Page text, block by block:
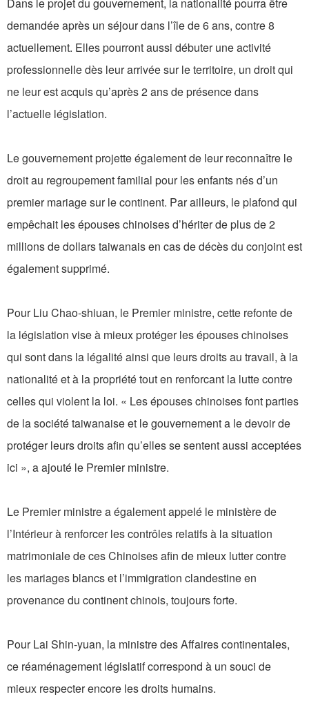
Dans le projet du gouvernement, la nationalité pourra être
demandée après un séjour dans l’île de 6 ans, contre 8
actuellement. Elles pourront aussi débuter une activité
professionnelle dès leur arrivée sur le territoire, un droit qui
ne leur est acquis qu’après 2 ans de présence dans
l’actuelle législation.
Le gouvernement projette également de leur reconnaître le
droit au regroupement familial pour les enfants nés d’un
premier mariage sur le continent. Par ailleurs, le plafond qui
empêchait les épouses chinoises d’hériter de plus de 2
millions de dollars taiwanais en cas de décès du conjoint est
également supprimé.
Pour Liu Chao-shiuan, le Premier ministre, cette refonte de
la législation vise à mieux protéger les épouses chinoises
qui sont dans la légalité ainsi que leurs droits au travail, à la
nationalité et à la propriété tout en renforcant la lutte contre
celles qui violent la loi. « Les épouses chinoises font parties
de la société taiwanaise et le gouvernement a le devoir de
protéger leurs droits afin qu’elles se sentent aussi acceptées
ici », a ajouté le Premier ministre.
Le Premier ministre a également appelé le ministère de
l’Intérieur à renforcer les contrôles relatifs à la situation
matrimoniale de ces Chinoises afin de mieux lutter contre
les mariages blancs et l’immigration clandestine en
provenance du continent chinois, toujours forte.
Pour Lai Shin-yuan, la ministre des Affaires continentales,
ce réaménagement législatif correspond à un souci de
mieux respecter encore les droits humains.